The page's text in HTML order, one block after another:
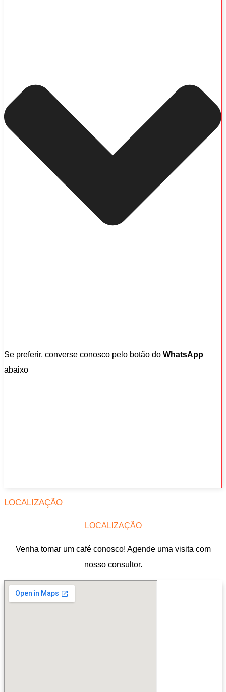
Se preferir, converse conosco pelo botão do WhatsApp
abaixo
LOCALIZAÇÃO
LOCALIZAÇÃO
Venha tomar um café conosco! Agende uma visita com
nosso consultor.